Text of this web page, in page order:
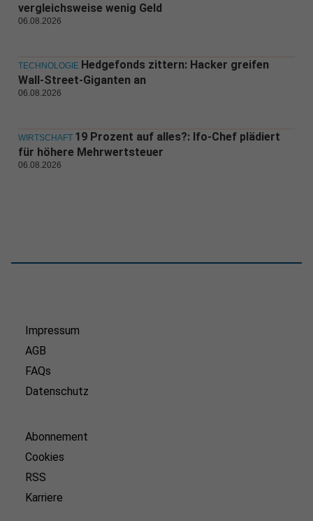
vergleichsweise wenig Geld
06.08.2026
TECHNOLOGIE Hedgefonds zittern: Hacker greifen
Wall-Street-Giganten an
06.08.2026
WIRTSCHAFT 19 Prozent auf alles?: Ifo-Chef plädiert
für höhere Mehrwertsteuer
06.08.2026
Impressum
AGB
FAQs
Datenschutz
Abonnement
Cookies
RSS
Karriere